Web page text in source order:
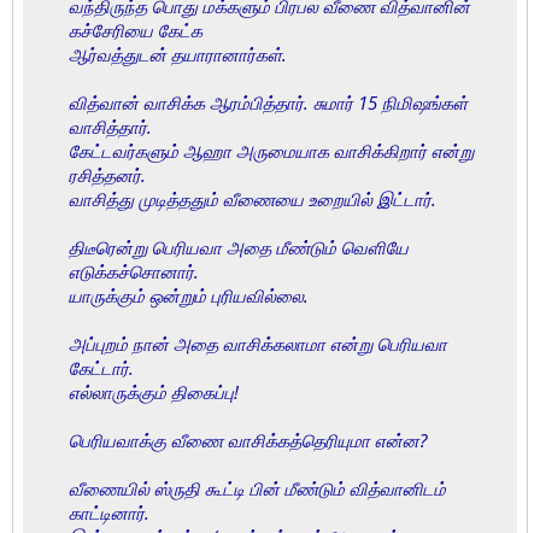
வந்திருந்த பொது மக்களும் பிரபல வீணை வித்வானின்
கச்சேரியை கேட்க
ஆர்வத்துடன் தயாரானார்கள்.
வித்வான் வாசிக்க ஆரம்பித்தார். சுமார் 15 நிமிஷங்கள்
வாசித்தார்.
கேட்டவர்களும் ஆஹா அருமையாக வாசிக்கிறார் என்று
ரசித்தனர்.
வாசித்து முடித்ததும் வீணையை உறையில் இட்டார்.
திடீரென்று பெரியவா அதை மீண்டும் வெளியே
எடுக்கச்சொனார்.
யாருக்கும் ஒன்றும் புரியவில்லை.
அப்புறம் நான் அதை வாசிக்கலாமா என்று பெரியவா
கேட்டார்.
எல்லாருக்கும் திகைப்பு!
பெரியவாக்கு வீணை வாசிக்கத்தெரியுமா என்ன?
வீணையில் ஸ்ருதி கூட்டி பின் மீண்டும் வித்வானிடம்
காட்டினார்.